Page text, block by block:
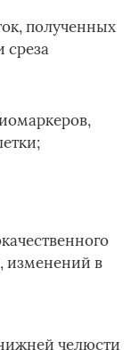
полученных
среза
изменений в
челюсти